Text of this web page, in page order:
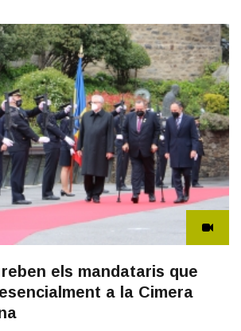
els mandataris que
a la Cimera